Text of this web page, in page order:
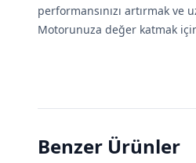
performansınızı artırmak
Motorunuza değer katmak
Benzer Ürünler